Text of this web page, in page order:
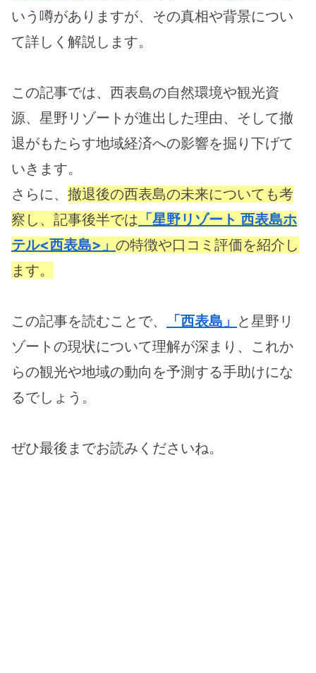
いう噂がありますが、その真相や背景につい
て詳しく解説します。
この記事では、西表島の自然環境や観光資
源、星野リゾートが進出した理由、そして撤
退がもたらす地域経済への影響を掘り下げて
いきます。
さらに、 撤退後の西表島の未来についても考
察し、記事後半では 「星野リゾート 西表島ホ
テル<西表島>」 の特徴や口コミ評価を紹介し
ます。
この記事を読むことで、 「西表島」 と星野リ
ゾートの現状について理解が深まり、これか
らの観光や地域の動向を予測する手助けにな
るでしょう。
ぜひ最後までお読みくださいね。